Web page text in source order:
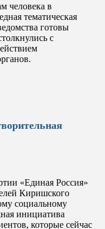
человека в
тематическая
готовы
с
«Единая Россия»
Киришского
социальному
инициатива
которые сейчас